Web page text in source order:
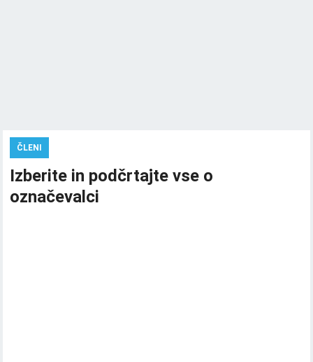
ČLENI
Izberite in podčrtajte vse o
označevalci